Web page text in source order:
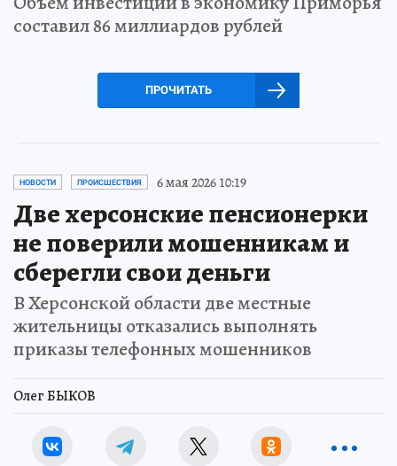
составил 86 миллиардов рублей
ПРОЧИТАТЬ
НОВОСТИ ПРОИСШЕСТВИЯ 6 мая 2026 10:19
Две херсонские пенсионерки
не поверили мошенникам и
сберегли свои деньги
В Херсонской области две местные
жительницы отказались выполнять
приказы телефонных мошенников
Олег БЫКОВ